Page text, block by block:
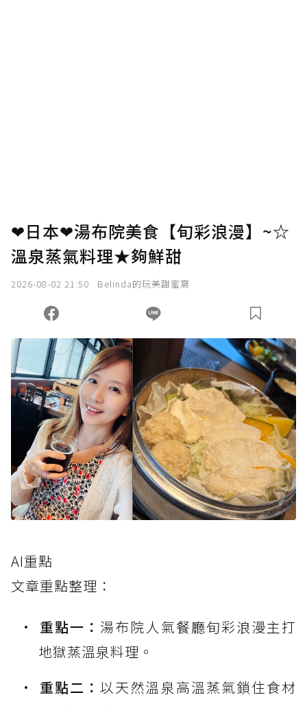
❤日本❤湯布院美食【旬彩浪漫】~☆
溫泉蒸氣料理★夠鮮甜
2026-08-02 21:50 Belinda的玩美甜蜜窩
AI重點
文章重點整理：
重點一： 湯布院人氣餐廳旬彩浪漫主打
地獄蒸溫泉料理。
重點二：以天然溫泉高溫蒸氣鎖住食材